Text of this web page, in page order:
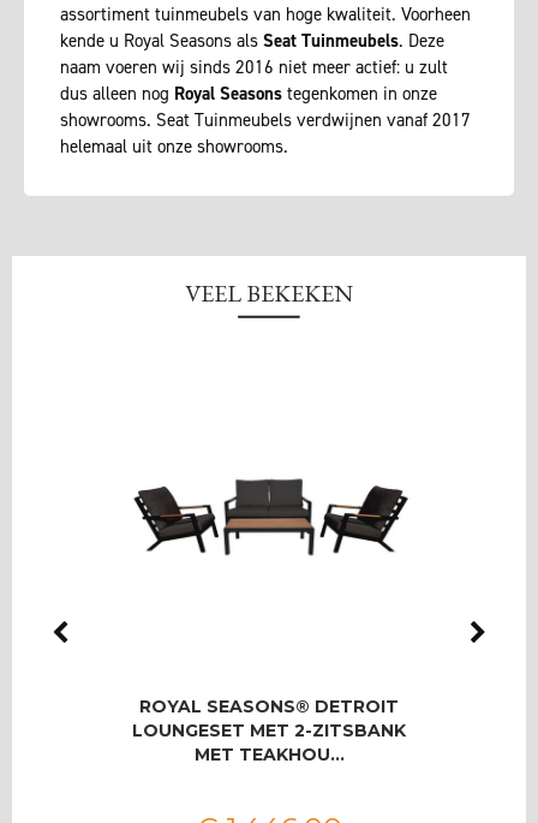
assortiment tuinmeubels van hoge kwaliteit. Voorheen
kende u Royal Seasons als Seat Tuinmeubels. Deze
naam voeren wij sinds 2016 niet meer actief: u zult
dus alleen nog Royal Seasons tegenkomen in onze
showrooms. Seat Tuinmeubels verdwijnen vanaf 2017
helemaal uit onze showrooms.
VEEL BEKEKEN
ROYAL SEASONS® DETROIT
LOUNGESET MET 2-ZITSBANK
MET TEAKHOU…